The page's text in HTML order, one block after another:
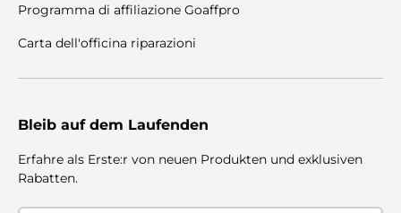
Programma di affiliazione Goaffpro
Carta dell'officina riparazioni
Bleib auf dem Laufenden
Erfahre als Erste:r von neuen Produkten und exklusiven
Rabatten.